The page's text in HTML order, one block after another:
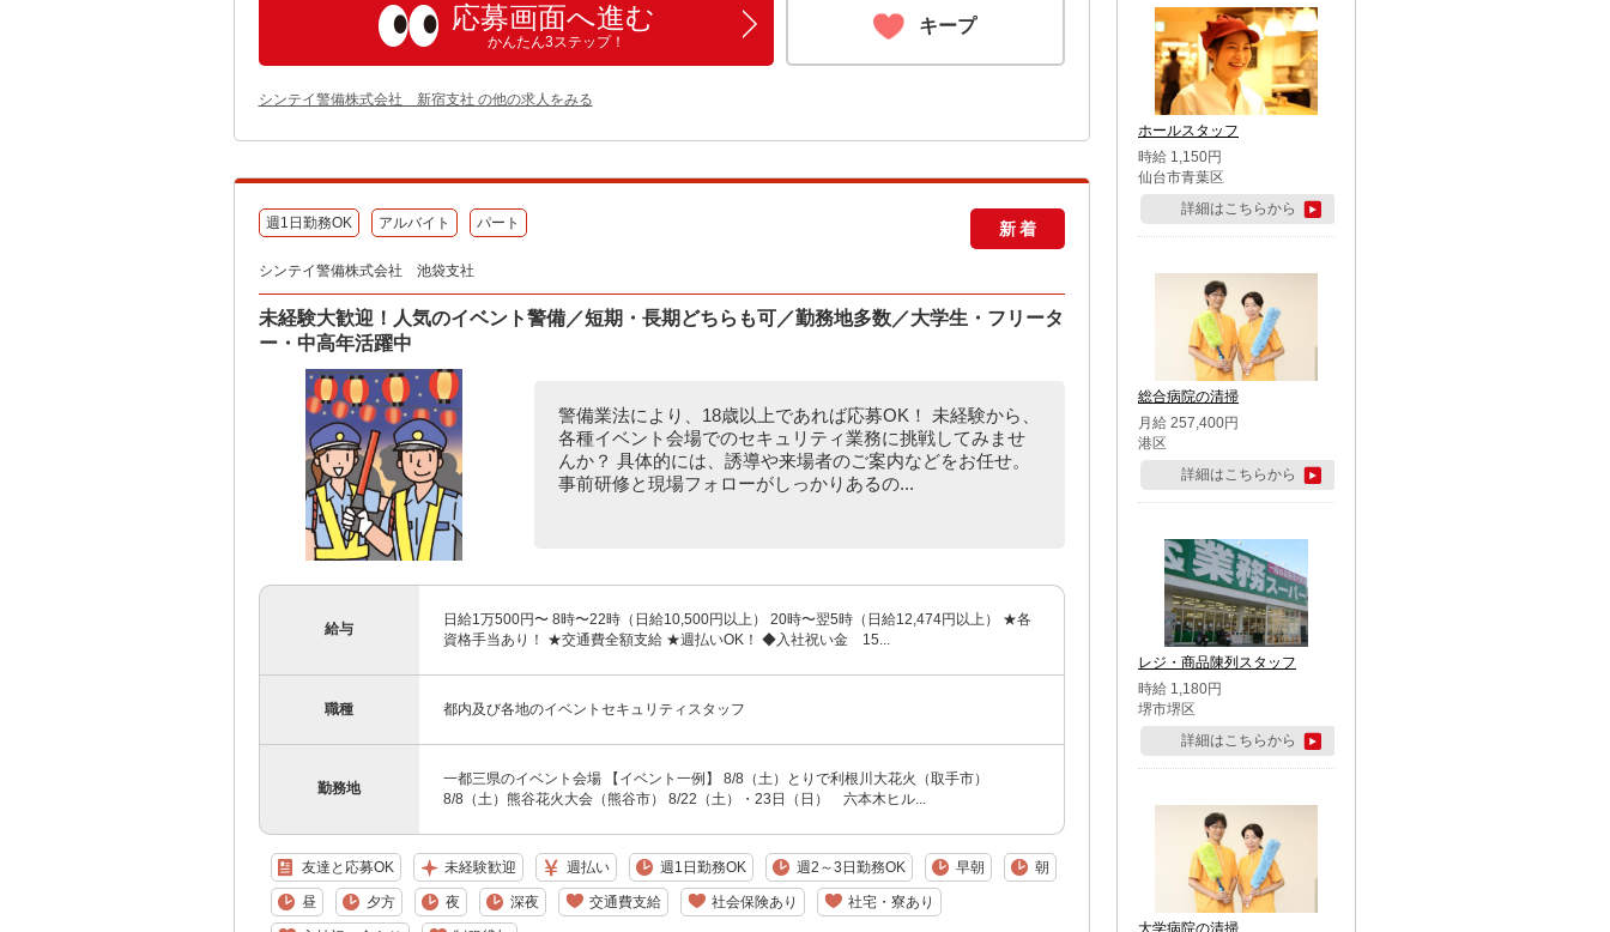
応募画面へ進む
かんたん3ステップ！
キープ
シンテイ警備株式会社 新宿支社 の他の求人をみる
週1日勤務OK アルバイト パート 新着
シンテイ警備株式会社 池袋支社
未経験大歓迎！人気のイベント警備／短期・長期どちらも可／勤務地多数／大学生・フリータ
ー・中高年活躍中
警備業法により、18歳以上であれば応募OK！ 未経験から、
各種イベント会場でのセキュリティ業務に挑戦してみませ
んか？ 具体的には、誘導や来場者のご案内などをお任せ。
事前研修と現場フォローがしっかりあるの...
給与
日給1万500円〜 8時〜22時（日給10,500円以上） 20時〜翌5時（日給12,474円以上） ★各
資格手当あり！ ★交通費全額支給 ★週払いOK！ ◆入社祝い金 15...
職種 都内及び各地のイベントセキュリティスタッフ
勤務地
一都三県のイベント会場 【イベント一例】 8/8（土）とりで利根川大花火（取手市）
8/8（土）熊谷花火大会（熊谷市） 8/22（土）・23日（日） 六本木ヒル...
友達と応募OK 未経験歓迎 週払い 週1日勤務OK 週2～3日勤務OK 早朝 朝
昼 夕方 夜 深夜 交通費支給 社会保険あり 社宅・寮あり
ホールスタッフ
時給 1,150円
仙台市青葉区
詳細はこちらから
総合病院の清掃
月給 257,400円
港区
詳細はこちらから
レジ・商品陳列スタッフ
時給 1,180円
堺市堺区
詳細はこちらから
大学病院の清掃